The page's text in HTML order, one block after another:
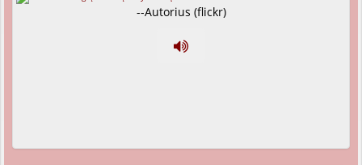
--Autorius (flickr)